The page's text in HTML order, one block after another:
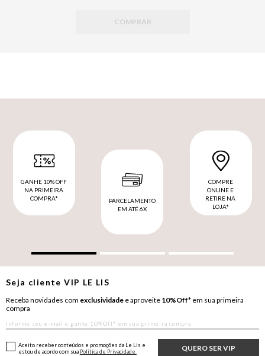
COMPRAR
GANHE 10% OFF
NA PRIMEIRA
COMPRA*
PARCELAMENTO
EM ATÉ 6X
COMPRE
ONLINE E
RETIRE NA
LOJA*
Seja clienteVIP LE LIS
Receba novidades com exclusividade e aproveite 10%Off* em sua primeira
compra
QUERO SER VIP
Aceito receber conteúdos e promoções da Le Lis e
estou de acordo com sua Política de Privacidade.